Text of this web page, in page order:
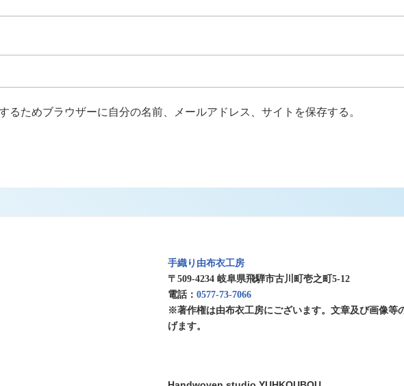
るためブラウザーに自分の名前、メールアドレス、サイトを保存する。
手織り由布衣工房
〒509-4234 岐阜県飛騨市古川町壱之町5-12
電話：0577-73-7066
※著作権は由布衣工房にございます。文章及び画像等
げます。